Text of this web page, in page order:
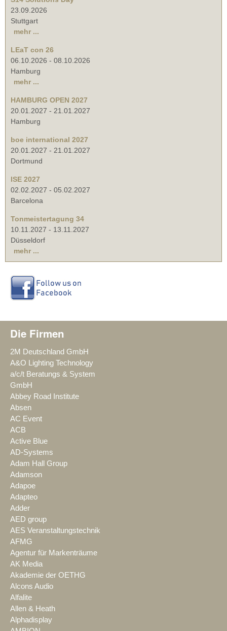
23.09.2026
Stuttgart
mehr ...
LEaT con 26
06.10.2026 - 08.10.2026
Hamburg
mehr ...
HAMBURG OPEN 2027
20.01.2027 - 21.01.2027
Hamburg
boe international 2027
20.01.2027 - 21.01.2027
Dortmund
ISE 2027
02.02.2027 - 05.02.2027
Barcelona
Tonmeistertagung 34
10.11.2027 - 13.11.2027
Düsseldorf
mehr ...
Die Firmen
2M Deutschland GmbH
A&O Lighting Technology
a/c/t Beratungs & System
GmbH
Abbey Road Institute
Absen
AC Event
ACB
Active Blue
AD-Systems
Adam Hall Group
Adamson
Adapoe
Adapteo
Adder
AED group
AES Veranstaltungstechnik
AFMG
Agentur für Markenträume
AK Media
Akademie der OETHG
Alcons Audio
Alfalite
Allen & Heath
Alphadisplay